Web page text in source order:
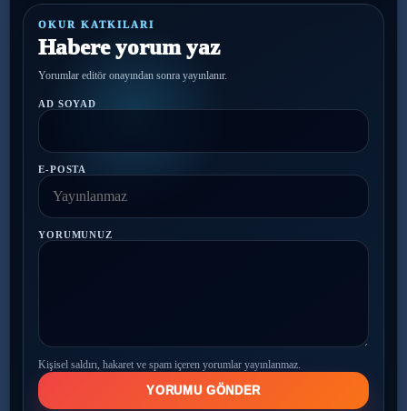
OKUR KATKILARI
Habere yorum yaz
Yorumlar editör onayından sonra yayınlanır.
AD SOYAD
E-POSTA
YORUMUNUZ
Kişisel saldırı, hakaret ve spam içeren yorumlar yayınlanmaz.
YORUMU GÖNDER